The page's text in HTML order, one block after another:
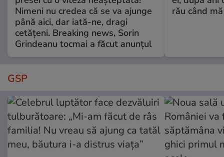
Nimeni nu credea că se va ajunge
până aici, dar iată-ne, dragi
cetățeni. Breaking news, Sorin
Grindeanu tocmai a făcut anunțul
rău când
GSP